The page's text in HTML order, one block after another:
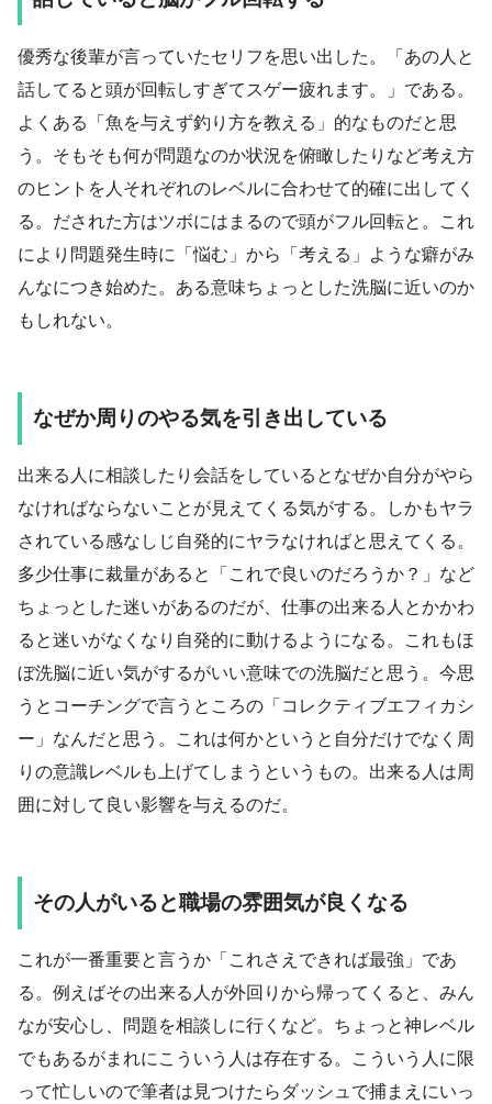
優秀な後輩が言っていたセリフを思い出した。「あの人と
話してると頭が回転しすぎてスゲー疲れます。」である。
よくある「魚を与えず釣り方を教える」的なものだと思
う。そもそも何が問題なのか状況を俯瞰したりなど考え方
のヒントを人それぞれのレベルに合わせて的確に出してく
る。だされた方はツボにはまるので頭がフル回転と。これ
により問題発生時に「悩む」から「考える」ような癖がみ
んなにつき始めた。ある意味ちょっとした洗脳に近いのか
もしれない。
なぜか周りのやる気を引き出している
出来る人に相談したり会話をしているとなぜか自分がやら
なければならないことが見えてくる気がする。しかもヤラ
されている感なしじ自発的にヤラなければと思えてくる。
多少仕事に裁量があると「これで良いのだろうか？」など
ちょっとした迷いがあるのだが、仕事の出来る人とかかわ
ると迷いがなくなり自発的に動けるようになる。これもほ
ぼ洗脳に近い気がするがいい意味での洗脳だと思う。今思
うとコーチングで言うところの「コレクティブエフィカシ
ー」なんだと思う。これは何かというと自分だけでなく周
りの意識レベルも上げてしまうというもの。出来る人は周
囲に対して良い影響を与えるのだ。
その人がいると職場の雰囲気が良くなる
これが一番重要と言うか「これさえできれば最強」であ
る。例えばその出来る人が外回りから帰ってくると、みん
なが安心し、問題を相談しに行くなど。ちょっと神レベル
でもあるがまれにこういう人は存在する。こういう人に限
って忙しいので筆者は見つけたらダッシュで捕まえにいっ